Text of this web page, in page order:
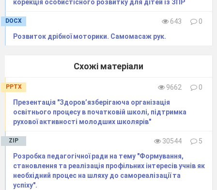
корекція особистісного розвитку для дітей із ЗПР
DOCX 643
0
Розвиток дрібної моторики. Самомасаж рук.
Схожі матеріали
PPTX 9662
0
Презентація "Здоров’язберігаюча організація
освітнього процесу в початковій школі, підтримка
рухової активності молодших школярів"
ZIP 30544
5
Розробка педагогічної ради на тему "Формування,
становлення та реалізація профільних інтересів учнів як
необхідний процес на шляху до самореалізації та
успіху".